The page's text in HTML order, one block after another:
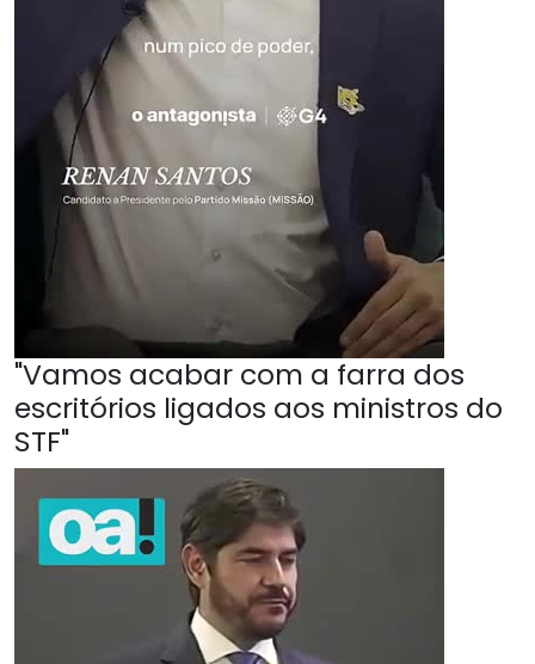
"Vamos acabar com a farra dos
escritórios ligados aos ministros do
STF"